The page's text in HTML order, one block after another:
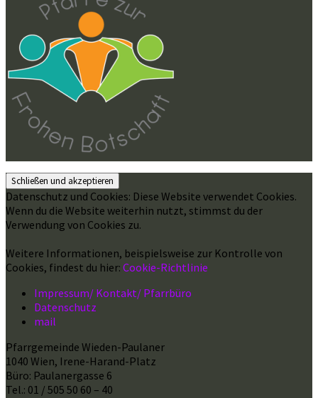
Datenschutz und Cookies: Diese Website verwendet Cookies.
Wenn du die Website weiterhin nutzt, stimmst du der
Verwendung von Cookies zu.
Weitere Informationen, beispielsweise zur Kontrolle von
Cookies, findest du hier: Cookie-Richtlinie
Impressum/ Kontakt/ Pfarrbüro
Datenschutz
mail
Pfarrgemeinde Wieden-Paulaner
1040 Wien, Irene-Harand-Platz
Büro: Paulanergasse 6
Tel.: 01 / 505 50 60 – 40